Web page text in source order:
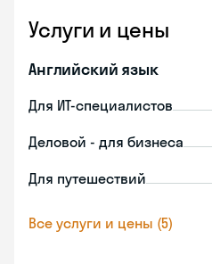
Услуги и цены
Английский язык
Для ИТ-специалистов
Деловой - для бизнеса
Для путешествий
Все услуги и цены (5)